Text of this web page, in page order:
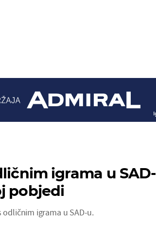
igrama u SAD-
pobjedi
igrama u SAD-u.